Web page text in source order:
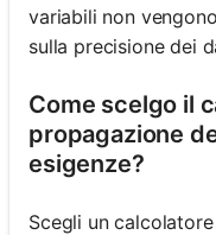
variabili non
sulla precisione dei
Come scelgo il
propagazione
esigenze?
Scegli un